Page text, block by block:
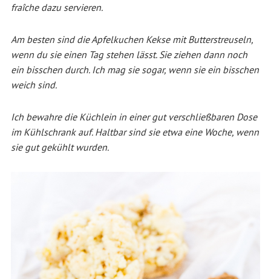
fraîche dazu servieren.
Am besten sind die Apfelkuchen Kekse mit Butterstreuseln,
wenn du sie einen Tag stehen lässt. Sie ziehen dann noch
ein bisschen durch. Ich mag sie sogar, wenn sie ein bisschen
weich sind.
Ich bewahre die Küchlein in einer gut verschließbaren Dose
im Kühlschrank auf. Haltbar sind sie etwa eine Woche, wenn
sie gut gekühlt wurden.